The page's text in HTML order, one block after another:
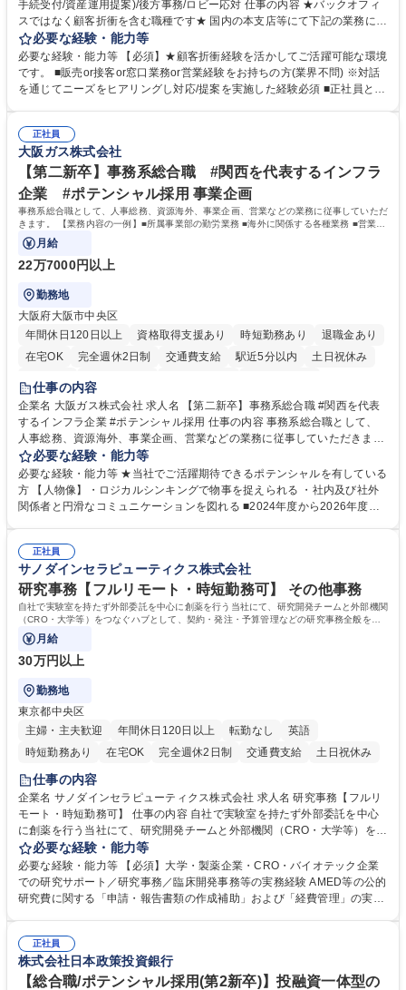
手続受付/資産運用提案)/後方事務/ロビー応対 仕事の内容 ★バックオフィ
スではなく顧客折衝を含む職種です★ 国内の本支店等にて下記の業務に従
事していただきます。 ■窓口/後方/ロビーにて事務手続等の受付・オペレ
ーション、お客様対応 ■窓口にて、ご来店された個人のお客様に対して金
融商品のご提案 ■効率的な事務運用の検討・構築等 ≪業務紹介：ご応募前
に必ずご覧ください≫ ※記事 https://www.mysite.bk.mufg.jp/career/circle/
必要な経験・能力等
必要な経験・能力等 【必須】★顧客折衝経験を活かしてご活躍可能な環境
です。 ■販売or接客or窓口業務or営業経験をお持ちの方(業界不問) ※対話
を通じてニーズをヒアリングし対応/提案を実施した経験必須 ■正社員とし
るので安心して入行いただけます。 幅広いキャリアの選択肢があり、公募
や社内副業等を活用し、 一人ひとりが挑戦できるカルチャーが浸透してい
ます。 学歴・資格 学歴：大学院 大学 高専 短大 専修学校 高校 語学力：
資格：
正社員
大阪ガス株式会社
【第二新卒】事務系総合職 #関西を代表するインフラ
企業 #ポテンシャル採用 事業企画
事務系総合職として、人事総務、資源海外、事業企画、営業などの業務に従事していただ
きます。 【業務内容の一例】■所属事業部の勤労業務 ■海外に関係する各種業務 ■営業部
門の企画スタッフ、ルート営業
月給
22万7000円以上
勤務地
大阪府大阪市中央区
年間休日120日以上
資格取得支援あり 時短勤務あり
退職金あり
在宅OK
完全週休2日制 交通費支給 駅近5分以内
土日祝休み
服装自由
第二新卒歓迎
仕事の内容
企業名 大阪ガス株式会社 求人名 【第二新卒】事務系総合職 #関西を代表
するインフラ企業 #ポテンシャル採用 仕事の内容 事務系総合職として、
人事総務、資源海外、事業企画、営業などの業務に従事していただきま
す。 【業務内容の一例】■所属事業部の勤労業務 ■海外に関係する各種業
務 ■営業部門の企画スタッフ、ルート営業 【キャリアパス】入社後の配属
ポジションで一定期間ご活躍頂いた後、本人の適性及び将来のキャリアを
鑑みてジョブローテーションを行います。 【育成】OJTでの現場育成や研
表するインフラ企業 #ポテンシャル採用
必要な経験・能力等
必要な経験・能力等 ★当社でご活躍期待できるポテンシャルを有している
方 【人物像】・ロジカルシンキングで物事を捉えられる ・社内及び社外
関係者と円滑なコミュニケーションを図れる ■2024年度から2026年度ま
72.html ■エネルギーセキュリティの不安定化や気候変動による自然災害の
甚大化など、これまで以上に社会課題解決の重要性が高まっています。
「未来の日常」の創造に向けて持続可能な社会の実現に貢献してまいりま
す。 学歴・資格 学歴：大学院 大学 語学力： 資格：
正社員
サノダインセラピューティクス株式会社
研究事務【フルリモート・時短勤務可】 その他事務
自社で実験室を持たず外部委託を中心に創薬を行う当社にて、研究開発チームと外部機関
（CRO・大学等）をつなぐハブとして、契約・発注・予算管理などの研究事務全般をお
任せします。
月給
30万円以上
勤務地
東京都中央区
主婦・主夫歓迎
年間休日120日以上 転勤なし
英語
時短勤務あり
在宅OK 完全週休2日制 交通費支給 土日祝休み
仕事の内容
企業名 サノダインセラピューティクス株式会社 求人名 研究事務【フルリ
モート・時短勤務可】 仕事の内容 自社で実験室を持たず外部委託を中心
に創薬を行う当社にて、研究開発チームと外部機関（CRO・大学等）をつ
なぐハブとして、契約・発注・予算管理などの研究事務全般をお任せしま
す。 ■見積取得、発注、検収、請求処理等の事務手続き ■委託先との定例
会議の調整・アジェンダ準備・議事録作成 ■研究報告書、試験関連資料、
SOP等の整備・版管理・保管 ■研究開発の進捗・タイムライン・予算執行
集職種 研究事務【フルリモート・時短勤務可】
必要な経験・能力等
必要な経験・能力等 【必須】大学・製薬企業・CRO・バイオテック企業
での研究サポート／研究事務／臨床開発事務等の実務経験 AMED等の公的
研究費に関する「申請・報告書類の作成補助」および「経費管理」の実務
き方について】フルリモートやハイブリッド勤務、時短勤務など個々のラ
イフスタイルに応じた柔軟な働き方が可能です。育児や介護との両立も応
援します。 学歴・資格 学歴：大学院 大学 語学力： 資格：
正社員
株式会社日本政策投資銀行
【総合職/ポテンシャル採用(第2新卒)】投融資一体型の